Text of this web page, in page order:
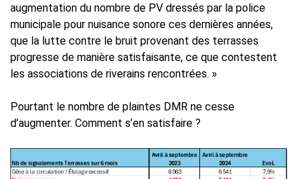
augmentation du nombre de PV dressés par la police
municipale pour nuisance sonore ces dernières années,
que la lutte contre le bruit provenant des terrasses
progresse de manière satisfaisante, ce que contestent
les associations de riverains rencontrées. »
Pourtant le nombre de plaintes DMR ne cesse
d’augmenter. Comment s’en satisfaire ?